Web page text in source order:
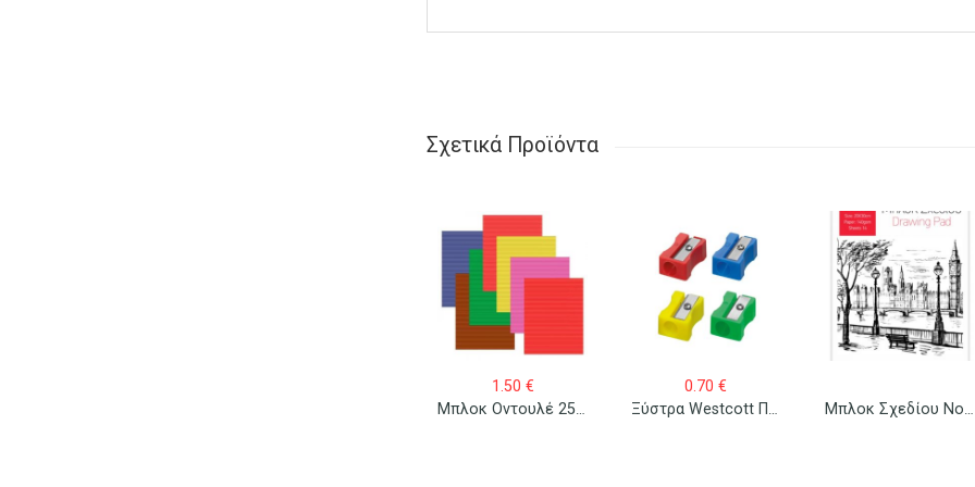
Σχετικά Προϊόντα
1.50 €
Μπλοκ Οντουλέ 25×35 10 Φύλλα
0.70€
Ξύστρα Westcott Πλαστική Μπλοκ Σχεδίου Νο 2 20×30 (Α4)